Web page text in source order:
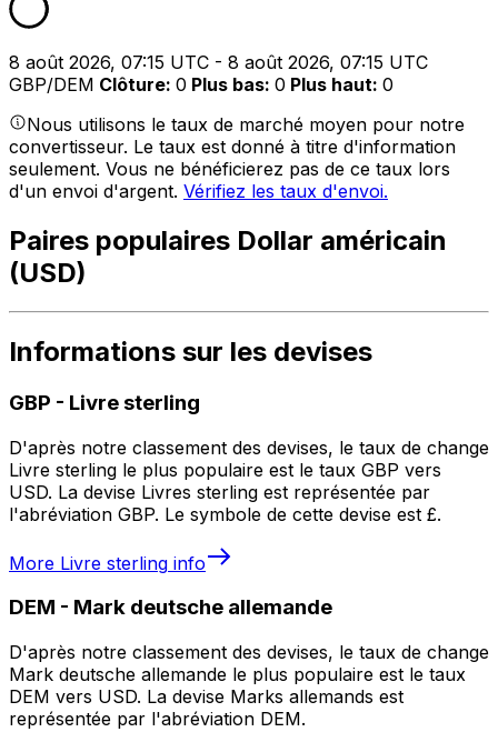
8 août 2026, 07:15 UTC - 8 août 2026, 07:15 UTC
GBP/DEM Clôture: 0 Plus bas: 0 Plus haut: 0
Nous utilisons le taux de marché moyen pour notre
convertisseur. Le taux est donné à titre d'information
seulement. Vous ne bénéficierez pas de ce taux lors
d'un envoi d'argent. Vérifiez les taux d'envoi.
Paires populaires Dollar américain
(USD)
Informations sur les devises
GBP - Livre sterling
D'après notre classement des devises, le taux de change
Livre sterling le plus populaire est le taux GBP vers
USD. La devise Livres sterling est représentée par
l'abréviation GBP. Le symbole de cette devise est £.
More Livre sterling info
DEM - Mark deutsche allemande
D'après notre classement des devises, le taux de change
Mark deutsche allemande le plus populaire est le taux
DEM vers USD. La devise Marks allemands est
représentée par l'abréviation DEM.